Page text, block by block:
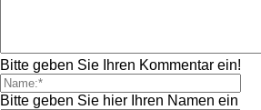
Bitte geben Sie Ihren Kommentar ein!
Bitte geben Sie hier Ihren Namen ein